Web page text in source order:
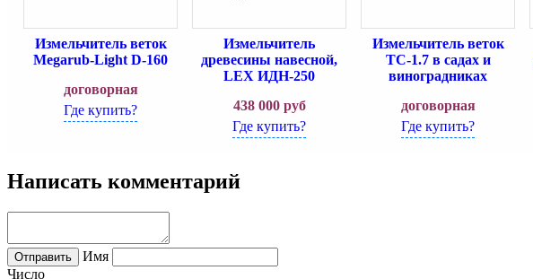
Измельчитель веток
Megarub-Light D-160
договорная
Где купить?
Измельчитель
древесины навесной,
LEX ИДН-250
438 000руб
Где купить?
Измельчитель веток
TC-1.7 в садах и
виноградниках
договорная
Где купить?
Написать комментарий
Имя
Число